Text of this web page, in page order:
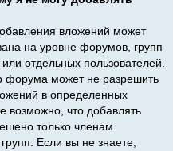
вложений может
на уровне форумов, групп
отдельных пользователей.
форума может не разрешить
в определенных
возможно, что добавлять
только членам
Если вы не знаете,